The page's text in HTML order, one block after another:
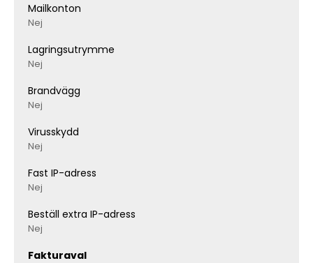
Mailkonton
Nej
Lagringsutrymme
Nej
Brandvägg
Nej
Virusskydd
Nej
Fast IP-adress
Nej
Beställ extra IP-adress
Nej
Fakturaval